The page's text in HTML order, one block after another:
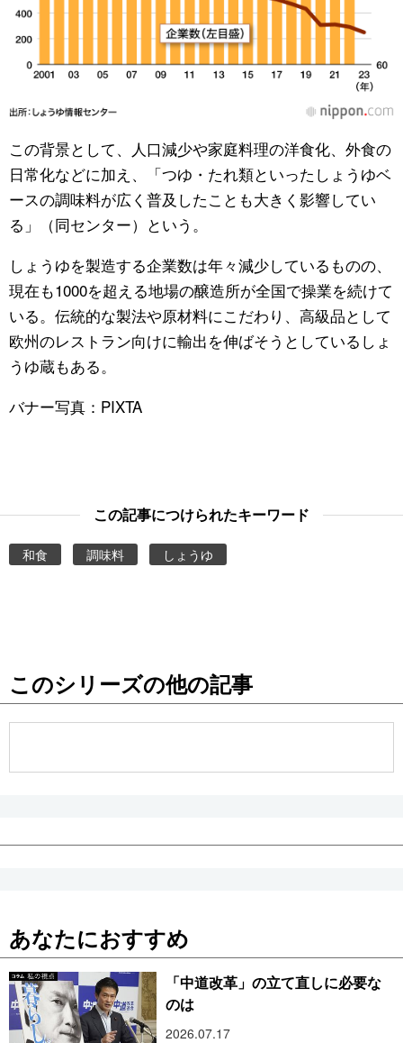
この背景として、人口減少や家庭料理の洋食化、外食の
日常化などに加え、「つゆ・たれ類といったしょうゆベ
ースの調味料が広く普及したことも大きく影響してい
る」（同センター）という。
しょうゆを製造する企業数は年々減少しているものの、
現在も1000を超える地場の醸造所が全国で操業を続けて
いる。伝統的な製法や原材料にこだわり、高級品として
欧州のレストラン向けに輸出を伸ばそうとしているしょ
うゆ蔵もある。
バナー写真：PIXTA
この記事につけられたキーワード
和食 調味料 しょうゆ
このシリーズの他の記事
あなたにおすすめ
「中道改革」の立て直しに必要な
のは
2026.07.17